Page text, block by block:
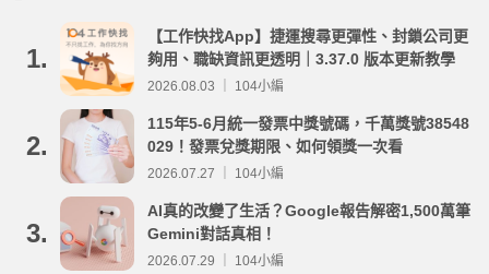
1.
【工作快找App】捷運搜尋更彈性、封鎖公司更
夠用、職缺資訊更透明｜3.37.0 版本更新教學
2026.08.03 ｜ 104小編
2.
115年5-6月統一發票中獎號碼，千萬獎號38548
029！發票兌獎期限、如何領獎一次看
2026.07.27 ｜ 104小編
3.
AI真的改變了生活？Google報告解密1,500萬筆
Gemini對話真相！
2026.07.29 ｜ 104小編